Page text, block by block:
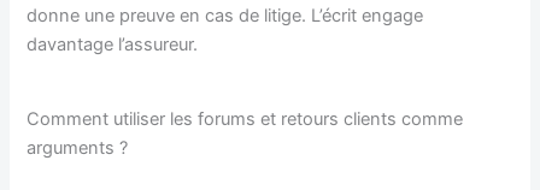
donne une preuve en cas de litige. L’écrit engage
davantage l’assureur.
Comment utiliser les forums et retours clients comme
arguments ?